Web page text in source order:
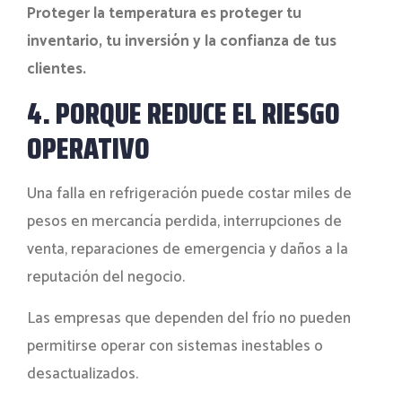
Proteger la temperatura es proteger tu
inventario, tu inversión y la confianza de tus
clientes.
4. PORQUE REDUCE EL RIESGO
OPERATIVO
Una falla en refrigeración puede costar miles de
pesos en mercancía perdida, interrupciones de
venta, reparaciones de emergencia y daños a la
reputación del negocio.
Las empresas que dependen del frío no pueden
permitirse operar con sistemas inestables o
desactualizados.